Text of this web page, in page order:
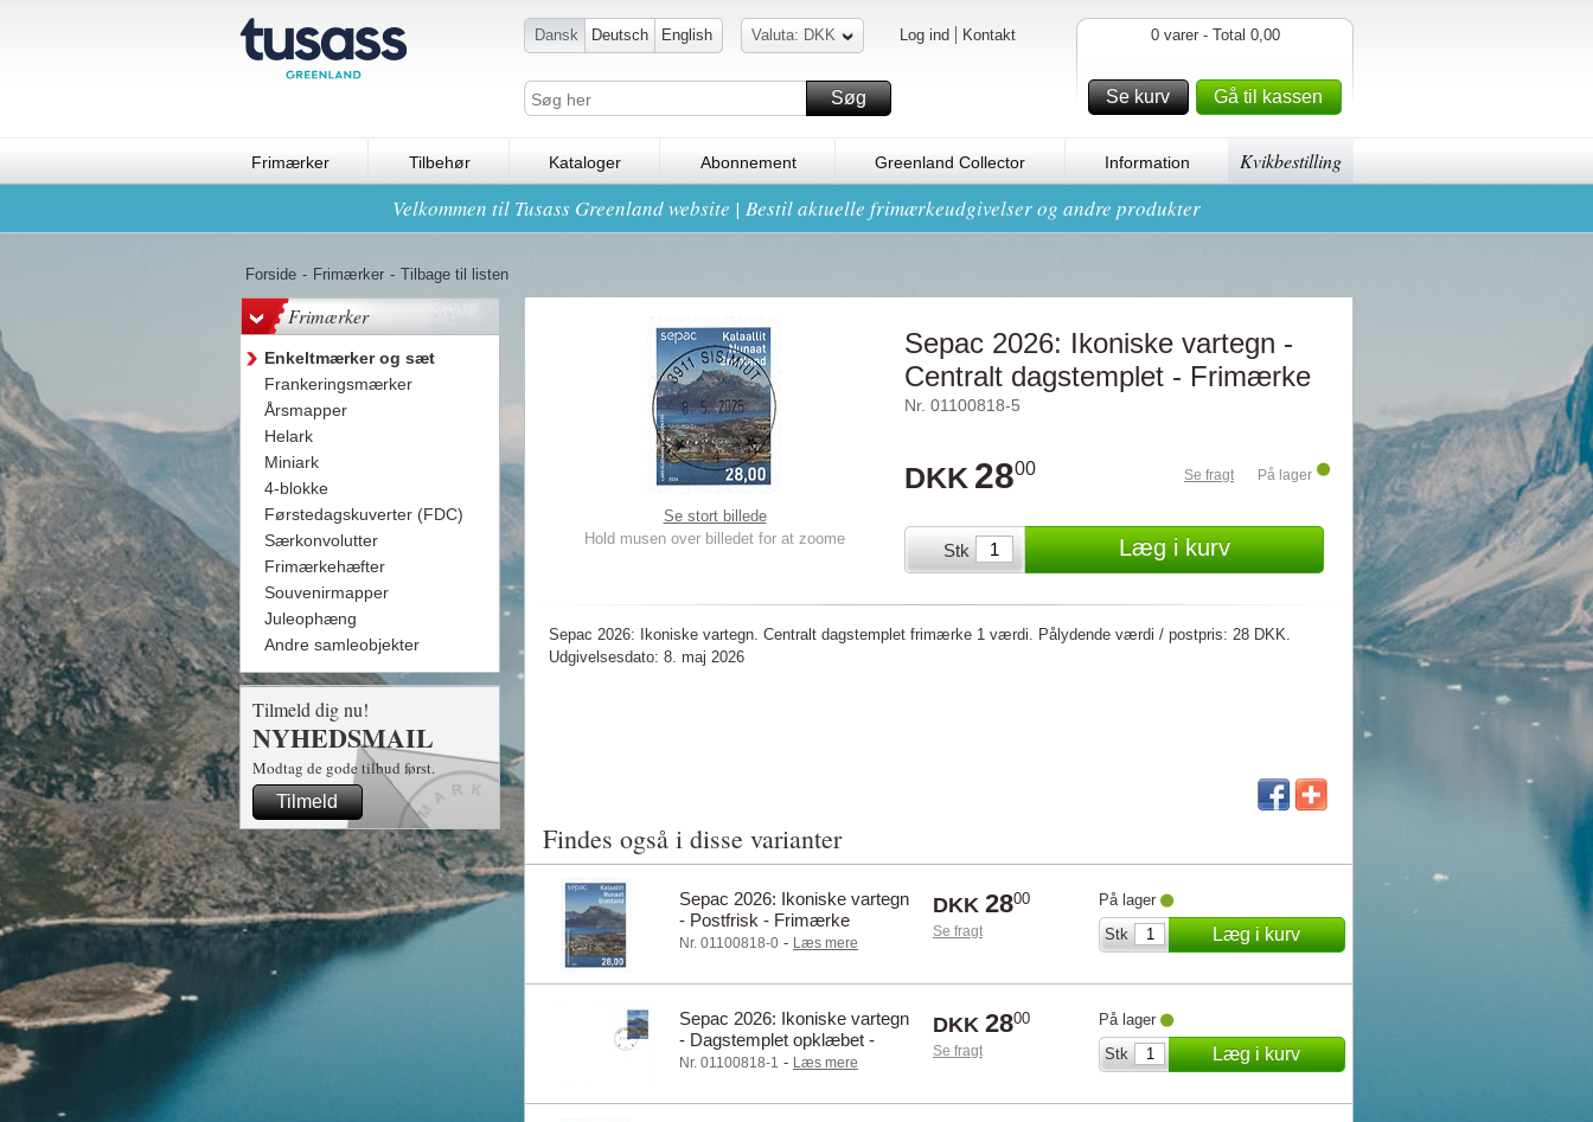
Dansk Deutsch English Valuta: DKK Log ind Kontakt
Søg
0 varer - Total 0,00
Se kurv Gå til kassen
Frimærker Tilbehør Kataloger Abonnement Greenland Collector Information Kvikbestilling
Velkommen til Tusass Greenland website | Bestil aktuelle frimærkeudgivelser og andre produkter
Forside - Frimærker - Tilbage til listen
Frimærker
Enkeltmærker og sæt
Frankeringsmærker
Årsmapper
Helark
Miniark
4-blokke
Førstedagskuverter (FDC)
Særkonvolutter
Frimærkehæfter
Souvenirmapper
Juleophæng
Andre samleobjekter
Tilmeld dig nu!
NYHEDSMAIL
Modtag de gode tilbud først.
Tilmeld
Se stort billede
Hold musen over billedet for at zoome
Sepac 2026: Ikoniske vartegn -
Centralt dagstemplet - Frimærke
Nr. 01100818-5
DKK 2800 Se fragt På lager
Stk Læg i kurv
Sepac 2026: Ikoniske vartegn. Centralt dagstemplet frimærke 1 værdi. Pålydende værdi / postpris: 28 DKK.
Udgivelsesdato: 8. maj 2026
Findes også i disse varianter
Sepac 2026: Ikoniske vartegn
- Postfrisk - Frimærke
Nr. 01100818-0 - Læs mere
DKK 2800
Se fragt
På lager
Stk
Læg i kurv
Sepac 2026: Ikoniske vartegn
- Dagstemplet opklæbet -
Frimærke
Nr. 01100818-1 - Læs mere
DKK 2800
Se fragt
På lager
Stk
Læg i kurv